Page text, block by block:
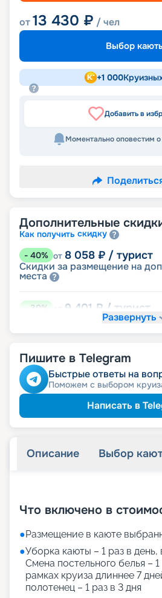
от13 430 ₽ / чел
Выбор
+1 000
Добавить в
Моментально оповестим
Дополнительные
Как получить скидку
- 40% от 8 058 ₽ / турист
Скидки за размещение на
места
30% 9 401 ₽ / турист
размещение
12 087
Скидкадетям
-5% от 12 759 ₽/ турист
пенсионерам
Развернуть
Пишите в Telegram
Быстрые ответы на
Поможем с выбором
Написать в
Описание Выбор
Что включено в
●Размещение в каюте
●Уборка каюты – 1 раз в день,
Смена постельного белья – 1
рамках круиза длиннее 7
полотенец – 1 раз в 3 дня